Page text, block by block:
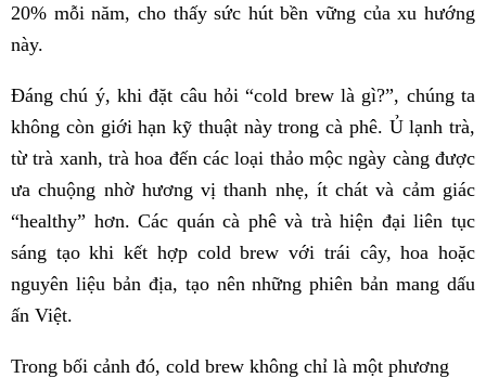
20% mỗi năm, cho thấy sức hút bền vững của xu hướng
này.
Đáng chú ý, khi đặt câu hỏi “cold brew là gì?”, chúng ta
không còn giới hạn kỹ thuật này trong cà phê. Ủ lạnh trà,
từ trà xanh, trà hoa đến các loại thảo mộc ngày càng được
ưa chuộng nhờ hương vị thanh nhẹ, ít chát và cảm giác
“healthy” hơn. Các quán cà phê và trà hiện đại liên tục
sáng tạo khi kết hợp cold brew với trái cây, hoa hoặc
nguyên liệu bản địa, tạo nên những phiên bản mang dấu
ấn Việt.
Trong bối cảnh đó, cold brew không chỉ là một phương